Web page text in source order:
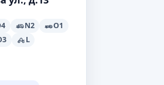
N2
O1
L